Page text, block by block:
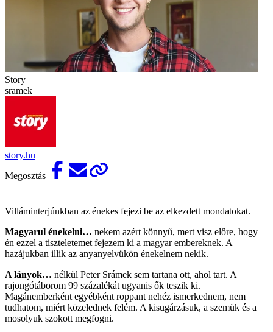
Story
sramek
story.hu
Megosztás
Villáminterjúnkban az énekes fejezi be az elkezdett mondatokat.
Magyarul énekelni… nekem azért könnyű, mert visz előre, hogy
én ezzel a tiszteletemet fejezem ki a magyar embereknek. A
hazájukban illik az anyanyelvükön énekelnem nekik.
A lányok… nélkül Peter Srámek sem tartana ott, ahol tart. A
rajongótáborom 99 százalékát ugyanis ők teszik ki.
Magánemberként egyébként roppant nehéz ismerkednem, nem
tudhatom, miért közelednek felém. A kisugárzásuk, a szemük és a
mosolyuk szokott megfogni.